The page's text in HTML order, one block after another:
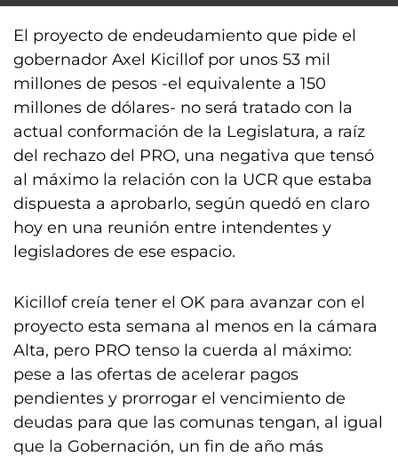
El proyecto de endeudamiento que pide el
gobernador Axel Kicillof por unos 53 mil
millones de pesos -el equivalente a 150
millones de dólares- no será tratado con la
actual conformación de la Legislatura, a raíz
del rechazo del PRO, una negativa que tensó
al máximo la relación con la UCR que estaba
dispuesta a aprobarlo, según quedó en claro
hoy en una reunión entre intendentes y
legisladores de ese espacio.
Kicillof creía tener el OK para avanzar con el
proyecto esta semana al menos en la cámara
Alta, pero PRO tenso la cuerda al máximo:
pese a las ofertas de acelerar pagos
pendientes y prorrogar el vencimiento de
deudas para que las comunas tengan, al igual
que la Gobernación, un fin de año más